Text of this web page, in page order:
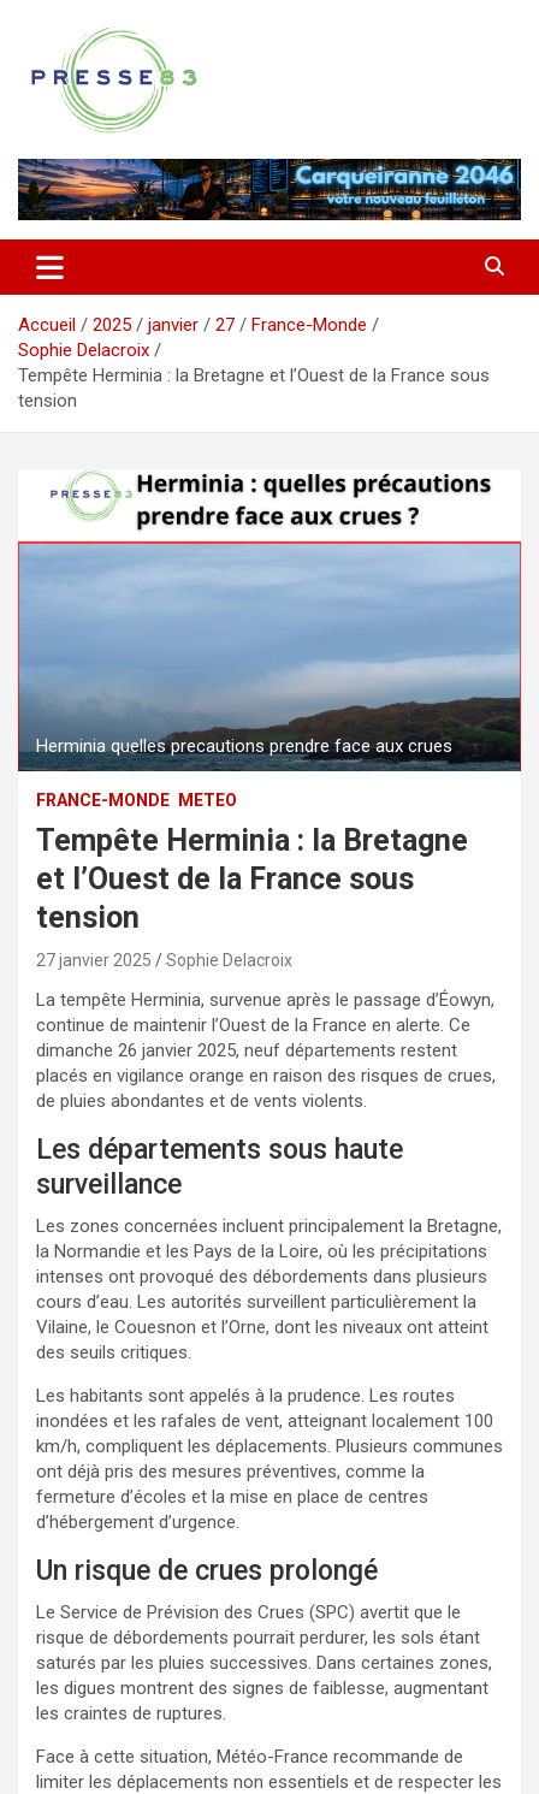
contenu
Presse 83
Accueil 2025 janvier 27
France-Monde
Sophie Delacroix
Tempête Herminia : la Bretagne et l’Ouest de la France sous
tension
Herminia quelles precautions prendre face aux crues
FRANCE-MONDE METEO
Tempête Herminia : la Bretagne
et l’Ouest de la France sous
tension
27 janvier 2025 Sophie Delacroix
La tempête Herminia, survenue après le passage d’Éowyn,
continue de maintenir l’Ouest de la France en alerte. Ce
dimanche 26 janvier 2025, neuf départements restent
placés en vigilance orange en raison des risques de crues,
de pluies abondantes et de vents violents.
Les départements sous haute
surveillance
Les zones concernées incluent principalement la Bretagne,
la Normandie et les Pays de la Loire, où les précipitations
intenses ont provoqué des débordements dans plusieurs
cours d’eau. Les autorités surveillent particulièrement la
Vilaine, le Couesnon et l’Orne, dont les niveaux ont atteint
des seuils critiques.
Les habitants sont appelés à la prudence. Les routes
inondées et les rafales de vent, atteignant localement 100
km/h, compliquent les déplacements. Plusieurs communes
ont déjà pris des mesures préventives, comme la
fermeture d’écoles et la mise en place de centres
d’hébergement d’urgence.
Un risque de crues prolongé
Le Service de Prévision des Crues (SPC) avertit que le
risque de débordements pourrait perdurer, les sols étant
saturés par les pluies successives. Dans certaines zones,
les digues montrent des signes de faiblesse, augmentant
les craintes de ruptures.
Face à cette situation, Météo-France recommande de
limiter les déplacements non essentiels et de respecter les